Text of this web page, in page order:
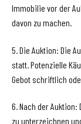
Immobilie vor der
davon zu machen.
5. Die Auktion: Die
statt. Potenzielle
Gebot schriftlich
6. Nach der
zu unterzeichnen